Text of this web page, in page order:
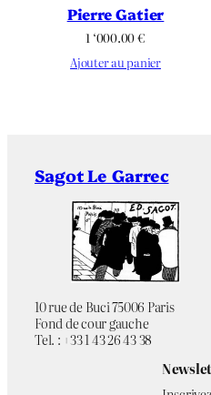
Pierre Gatier
1 ‘000.00€
Ajouter au panier
Sagot Le Garrec
10 rue de Buci 75006 Paris
Fond de cour gauche
Tel. : +33 1 43 26 43 38